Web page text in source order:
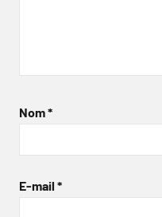
Nom*
E-mail *